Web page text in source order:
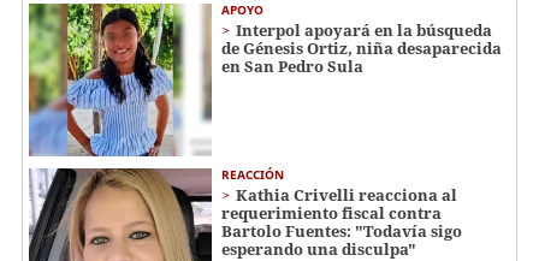
APOYO
Interpol apoyará en la búsqueda
de Génesis Ortiz, niña desaparecida
en San Pedro Sula
REACCIÓN
Kathia Crivelli reacciona al
requerimiento fiscal contra
Bartolo Fuentes: "Todavía sigo
esperando una disculpa"